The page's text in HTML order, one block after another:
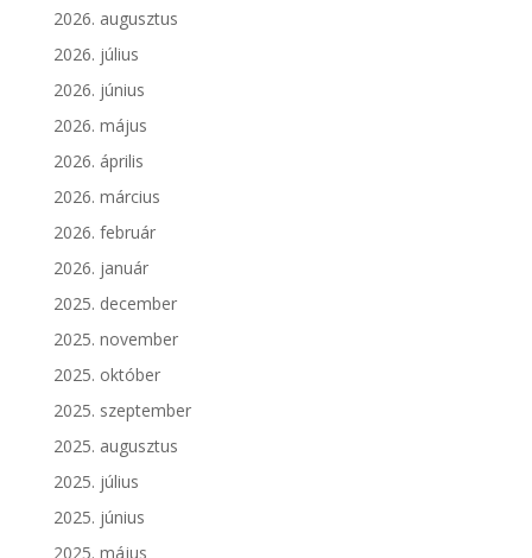
2026. augusztus
2026. július
2026. június
2026. május
2026. április
2026. március
2026. február
2026. január
2025. december
2025. november
2025. október
2025. szeptember
2025. augusztus
2025. július
2025. június
2025. május